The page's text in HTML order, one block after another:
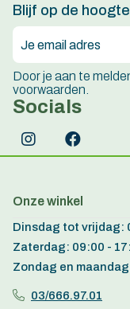
Blijf op de
Door je aan te
voorwaarden.
Socials
Onze winkel
Dinsdag tot vrijdag:
Zaterdag: 09:00 -
Zondag en
03/666.97.01